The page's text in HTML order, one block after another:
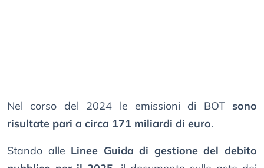
Nel corso del 2024 le emissioni di BOT sono
risultate pari a circa 171 miliardi di euro.
Stando alle Linee Guida di gestione del debito